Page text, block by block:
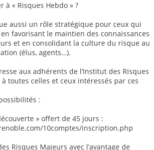
à « Risques Hebdo » ?
aussi un rôle stratégique pour ceux qui
favorisant le maintien des connaissances
et en consolidant la culture du risque au
(élus, agents…).
aux adhérents de l’Institut des Risques
toutes celles et ceux intéressés par ces
:
» offert de 45 jours :
10comptes/inscription.php
Risques Majeurs avec l’avantage de